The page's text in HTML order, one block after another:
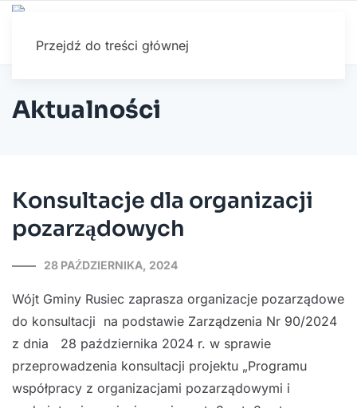
Przejdź do treści głównej
Aktualności
Konsultacje dla organizacji
pozarządowych
28 PAŹDZIERNIKA, 2024
Wójt Gminy Rusiec zaprasza organizacje pozarządowe
do konsultacji na podstawie Zarządzenia Nr 90/2024
z dnia 28 października 2024 r. w sprawie
przeprowadzenia konsultacji projektu „Programu
współpracy z organizacjami pozarządowymi i